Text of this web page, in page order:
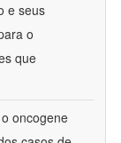
e seus
o
que
oncogene